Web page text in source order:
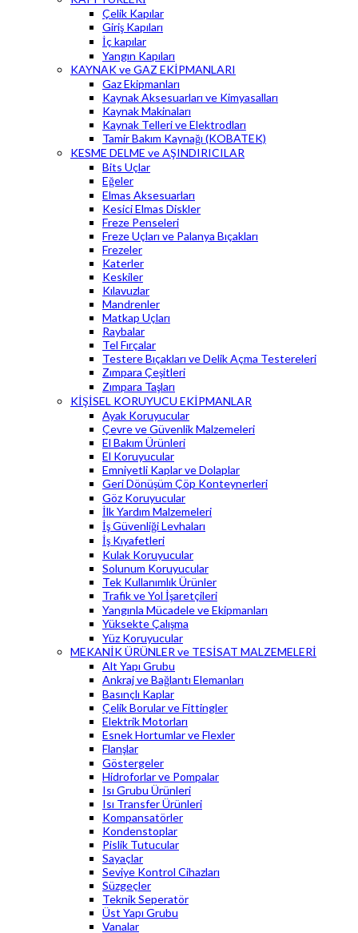
Çelik Kapılar
Giriş Kapıları
İç kapılar
Yangın Kapıları
KAYNAK ve GAZ EKİPMANLARI
Gaz Ekipmanları
Kaynak Aksesuarları ve Kimyasalları
Kaynak Makinaları
Kaynak Telleri ve Elektrodları
Tamir Bakım Kaynağı (KOBATEK)
KESME DELME ve AŞINDIRICILAR
Bits Uçlar
Eğeler
Elmas Aksesuarları
Kesici Elmas Diskler
Freze Penseleri
Freze Uçları ve Palanya Bıçakları
Frezeler
Katerler
Keskiler
Kılavuzlar
Mandrenler
Matkap Uçları
Raybalar
Tel Fırçalar
Testere Bıçakları ve Delik Açma Testereleri
Zımpara Çeşitleri
Zımpara Taşları
KİŞİSEL KORUYUCU EKİPMANLAR
Ayak Koruyucular
Çevre ve Güvenlik Malzemeleri
El Bakım Ürünleri
El Koruyucular
Emniyetli Kaplar ve Dolaplar
Geri Dönüşüm Çöp Konteynerleri
Göz Koruyucular
İlk Yardım Malzemeleri
İş Güvenliği Levhaları
İş Kıyafetleri
Kulak Koruyucular
Solunum Koruyucular
Tek Kullanımlık Ürünler
Trafik ve Yol İşaretçileri
Yangınla Mücadele ve Ekipmanları
Yüksekte Çalışma
Yüz Koruyucular
MEKANİK ÜRÜNLER ve TESİSAT MALZEMELERİ
Alt Yapı Grubu
Ankraj ve Bağlantı Elemanları
Basınçlı Kaplar
Çelik Borular ve Fittingler
Elektrik Motorları
Esnek Hortumlar ve Flexler
Flanşlar
Göstergeler
Hidroforlar ve Pompalar
Isı Grubu Ürünleri
Isı Transfer Ürünleri
Kompansatörler
Kondenstoplar
Pislik Tutucular
Sayaçlar
Seviye Kontrol Cihazları
Süzgeçler
Teknik Seperatör
Üst Yapı Grubu
Vanalar